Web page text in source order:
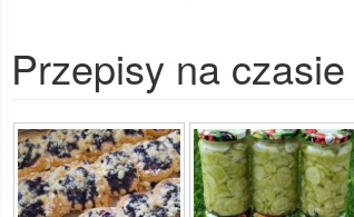
Przepisy na czasie